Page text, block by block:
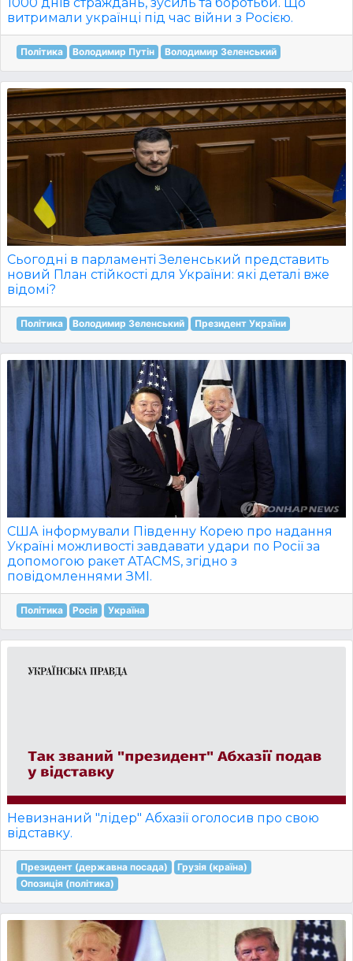
витримали українці під час війни з Росією.
Політика Володимир Путін Володимир Зеленський
Сьогодні в парламенті Зеленський представить
новий План стійкості для України: які деталі вже
відомі?
Політика Володимир Зеленський Президент України
США інформували Південну Корею про надання
Україні можливості завдавати удари по Росії за
допомогою ракет ATACMS, згідно з
повідомленнями ЗМІ.
Політика Росія Україна
Невизнаний "лідер" Абхазії оголосив про свою
відставку.
Президент (державна посада)
Грузія (країна)
Опозиція (політика)